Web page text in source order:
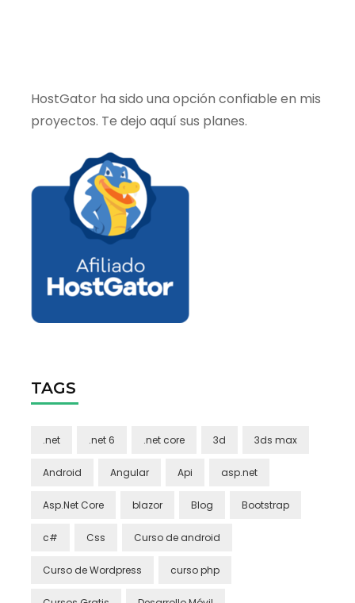
HostGator ha sido una opción confiable en mis
proyectos. Te dejo aquí sus planes.
TAGS
.net .net 6 .net core 3d 3ds max
Android Angular Api asp.net
Asp.Net Core blazor Blog Bootstrap
c# Css Curso de android
Curso de Wordpress curso php